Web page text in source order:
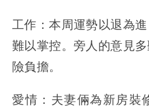
工作：本周運勢以退為
難以掌控。旁人的意見
險負擔。
愛情：夫妻倆為新房裝